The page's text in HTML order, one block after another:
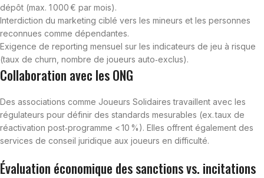
dépôt (max. 1 000 € par mois).
Interdiction du marketing ciblé vers les mineurs et les personnes
reconnues comme dépendantes.
Exigence de reporting mensuel sur les indicateurs de jeu à risque
(taux de churn, nombre de joueurs auto‑exclus).
Collaboration avec les ONG
Des associations comme Joueurs Solidaires travaillent avec les
régulateurs pour définir des standards mesurables (ex. taux de
réactivation post‑programme < 10 %). Elles offrent également des
services de conseil juridique aux joueurs en difficulté.
Évaluation économique des sanctions vs. incitations